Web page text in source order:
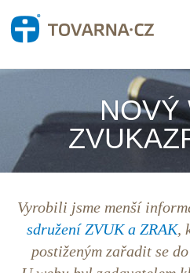
NOVÝ
Vyrobili jsme menší
sdružení ZVUK a ZRAK,
postiženým zařadit se